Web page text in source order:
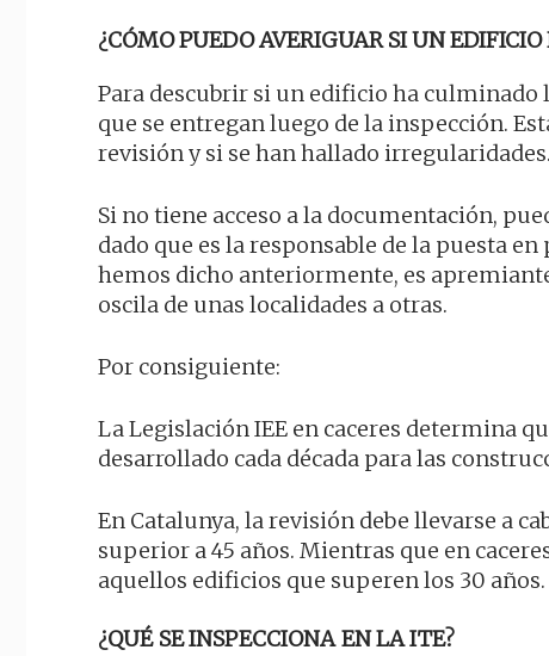
¿CÓMO PUEDO AVERIGUAR SI UN
Para descubrir si un edificio ha culminado
que se entregan luego de la inspección.
revisión y si se han hallado irregularidades.
Si no tiene acceso a la documentación,
dado que es la responsable de la puesta
hemos dicho anteriormente, es
oscila de unas localidades a otras.
Por consiguiente:
La Legislación IEE en caceres determina
desarrollado cada década para las
En Catalunya, la revisión debe llevarse a
superior a 45 años. Mientras que en
aquellos edificios que superen los 30 años.
¿QUÉ SE INSPECCIONA EN LA ITE?